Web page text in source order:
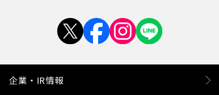
企業・IR情報